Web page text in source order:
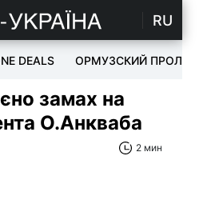
RU
DEALS ОРМУЗСКИЙ ПРОЛИВ
замах на
О.Анкваба
2 мин